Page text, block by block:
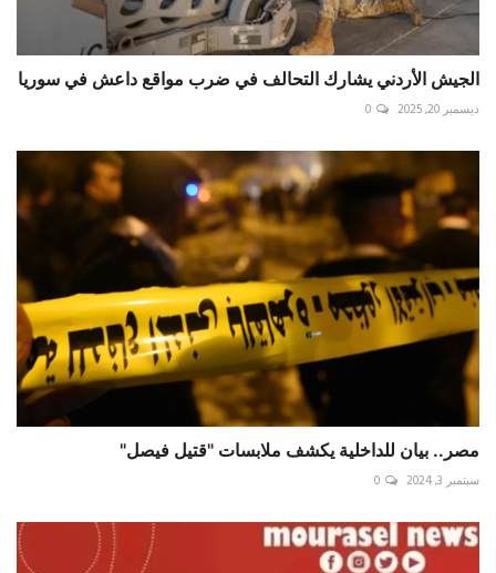
الجيش الأردني يشارك التحالف في ضرب مواقع داعش في سوريا
ديسمبر 20, 2025 0
مصر.. بيان للداخلية يكشف ملابسات "قتيل فيصل"
سبتمبر 3, 2024 0